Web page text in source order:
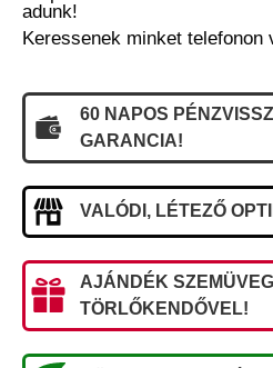
adunk!
Keressenek minket telefonon
60 NAPOS
GARANCIA!
VALÓDI, LÉTEZŐ
AJÁNDÉK
TÖRLŐKENDŐVEL!